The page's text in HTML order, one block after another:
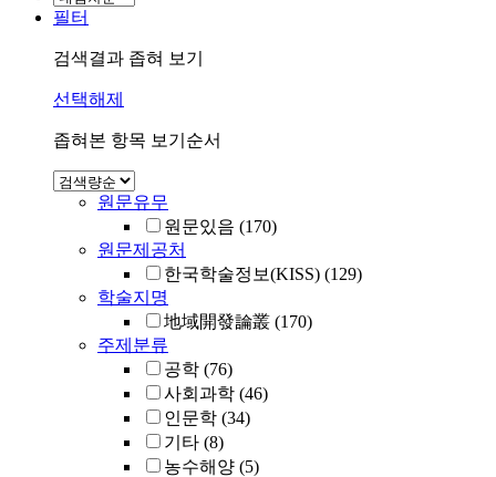
필터
검색결과 좁혀 보기
선택해제
좁혀본 항목 보기순서
원문유무
원문있음 (170)
원문제공처
한국학술정보(KISS) (129)
학술지명
地域開發論叢 (170)
주제분류
공학 (76)
사회과학 (46)
인문학 (34)
기타 (8)
농수해양 (5)